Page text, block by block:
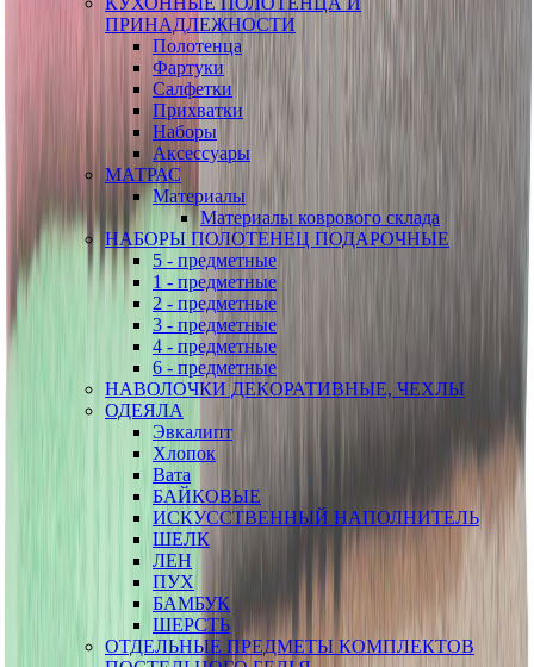
ПРИНАДЛЕЖНОСТИ
Полотенца
Фартуки
Салфетки
Прихватки
Наборы
Аксессуары
МАТРАС
Материалы
Материалы коврового склада
НАБОРЫ ПОЛОТЕНЕЦ ПОДАРОЧНЫЕ
5 - предметные
1 - предметные
2 - предметные
3 - предметные
4 - предметные
6 - предметные
НАВОЛОЧКИ ДЕКОРАТИВНЫЕ, ЧЕХЛЫ
ОДЕЯЛА
Эвкалипт
Хлопок
Вата
БАЙКОВЫЕ
ИСКУССТВЕННЫЙ НАПОЛНИТЕЛЬ
ШЕЛК
ЛЕН
ПУХ
БАМБУК
ШЕРСТЬ
ОТДЕЛЬНЫЕ ПРЕДМЕТЫ КОМПЛЕКТОВ